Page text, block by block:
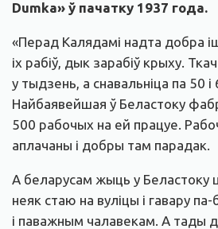
Dumka» ў пачатку 1937 года.
«Перад Калядамі надта добра
іх рабіў, дык зарабіў крыху.
у тыдзень, а снавальніца па 50 і
Найбаявейшая ў Беластоку
500 рабочых на ей працуе.
аплачаны і добры там парадак.
А беларусам жыць у Беластоку
неяк стаю на вуліцы і гавару
і паважным чалавекам. А тады